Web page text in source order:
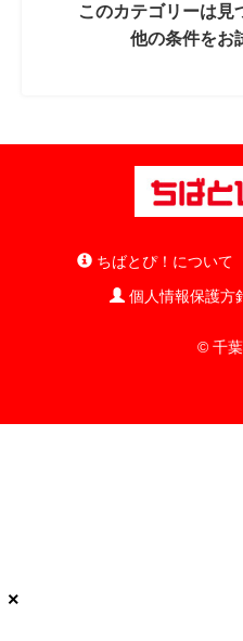
このカテゴリーは見
他の条件をお
ちばとぴ！について
個人情報保護方
© 千
×